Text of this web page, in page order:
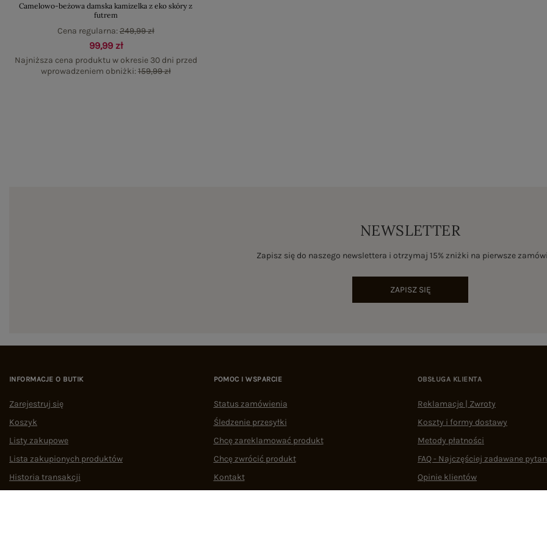
Camelowo-beżowa damska kamizelka z eko skóry z
futrem
99,99 zł
Najniższa cena produktu w okresie 30 dni przed
wprowadzeniem obniżki:159,99 zł
Cena regularna:249,99 zł
NEWSLETTER
Zapisz się do naszego newslettera i otrzymaj 15% zniżki na pierwsze
ZAPISZ SIĘ
INFORMACJE O BUTIK
Zarejestruj się
Koszyk
Listy zakupowe
Lista zakupionych produktów
Historia transakcji
POMOC I WSPARCIE
Status zamówienia
Śledzenie przesyłki
Chcę zareklamować produkt
Chcę zwrócić produkt
Kontakt
OBSŁUGA KLIENTA
Reklamacje | Zwroty
Koszty i formy dostawy
Metody płatności
FAQ - Najczęściej zadawane
Opinie klientów